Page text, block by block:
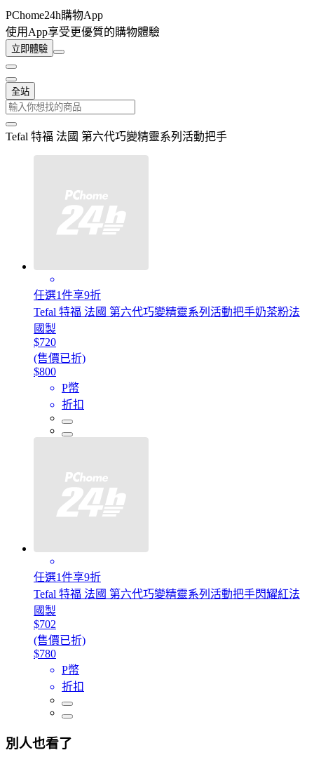
PChome24h購物App
使用App享受更優質的購物體驗
立即體驗
全站
Tefal 特福 法國 第六代巧變精靈系列活動把手
任選1件享9折
Tefal 特福 法國 第六代巧變精靈系列活動把手奶茶粉法
國製
$720
(售價已折)
$800
P幣
折扣
任選1件享9折
Tefal 特福 法國 第六代巧變精靈系列活動把手閃耀紅法
國製
$702
(售價已折)
$780
P幣
折扣
別人也看了